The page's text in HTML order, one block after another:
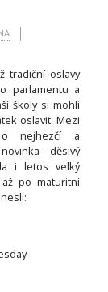
tradiční oslavy
parlamentu a
školy si mohli
oslavit. Mezi
o nejhezčí a
- děsivý
i letos velký
po maturitní